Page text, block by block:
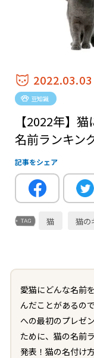
2022.03.03
豆知識
【2022年】
名前ランキン
記事をシェア
猫 猫の
愛猫にどんな名前
んだことがあるの
への最初のプレゼ
ために、猫の名前
発表！猫の名付け